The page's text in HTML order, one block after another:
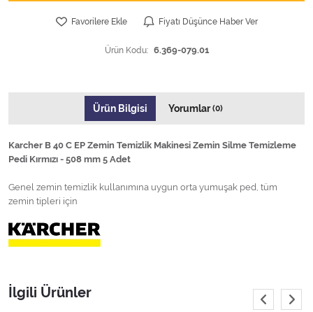
Favorilere Ekle Fiyatı Düşünce Haber Ver
Ürün Kodu: 6.369-079.01
Ürün Bilgisi Yorumlar(0)
Karcher B 40 C EP Zemin Temizlik Makinesi Zemin Silme Temizleme
Pedi Kırmızı - 508 mm 5 Adet
Genel zemin temizlik kullanımına uygun orta yumuşak ped, tüm
zemin tipleri için
İlgili Ürünler